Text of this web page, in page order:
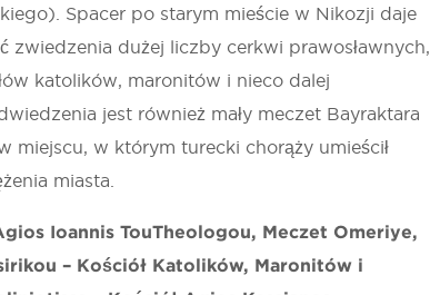
Spacer po starym mieście w Nikozji daje
zwiedzenia dużej liczby cerkwi prawosławnych,
katolików, maronitów i nieco dalej
jest również mały meczet Bayraktara
miejscu, w którym turecki chorąży umieścił
miasta.
Ioannis TouTheologou, Meczet Omeriye,
– Kościół Katolików, Maronitów i